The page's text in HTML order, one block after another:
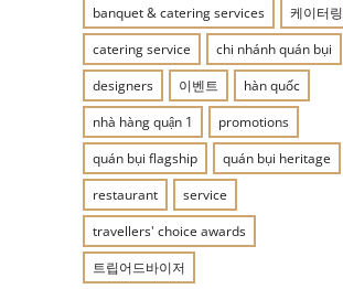
banquet & catering services
케이터링
catering service
chi nhánh quán bụi
designers
이벤트
hàn quốc
nhà hàng quận 1
promotions
quán bụi flagship
quán bụi heritage
restaurant
service
travellers' choice awards
트립어드바이저